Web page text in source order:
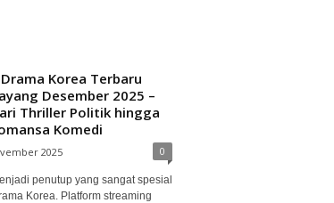
Korea Terbaru
Desember 2025 –
Thriller Politik hingga
Komedi
2025 0
penutup yang sangat spesial
Korea. Platform streaming